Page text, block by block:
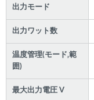
出力モード
出力ワット数
温度管理(モード‚範
囲)
最大出力電圧 V